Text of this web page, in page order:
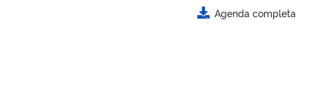
Agenda completa